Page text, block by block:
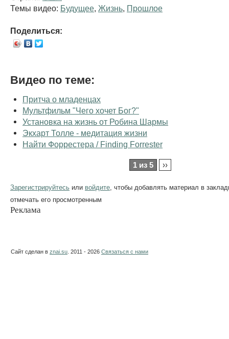
Темы видео: Будущее Жизнь Прошлое
Поделиться:
Видео по теме:
Притча о младенцах
Мультфильм "Чего хочет Бог?"
Установка на жизнь от Робина Шармы
Экхарт Толле - медитация жизни
Найти Форрестера / Finding Forrester
1 из 5 ››
Зарегистрируйтесь или войдите , чтобы добавлять материал в
отмечать его просмотренным
Реклама
Сайт сделан в znai.su . 2011 - 2026 Связаться с нами